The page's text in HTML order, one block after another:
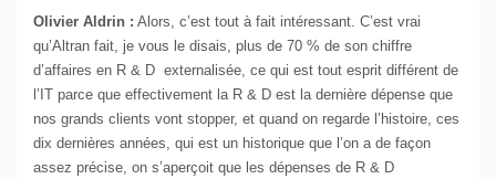
Olivier Aldrin : Alors, c’est tout à fait intéressant. C’est vrai
qu’Altran fait, je vous le disais, plus de 70 % de son chiffre
d’affaires en R & D externalisée, ce qui est tout esprit différent de
l’IT parce que effectivement la R & D est la dernière dépense que
nos grands clients vont stopper, et quand on regarde l’histoire, ces
dix dernières années, qui est un historique que l’on a de façon
assez précise, on s’aperçoit que les dépenses de R & D